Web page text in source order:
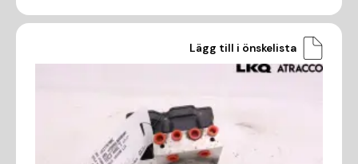
Lägg till i önskelista